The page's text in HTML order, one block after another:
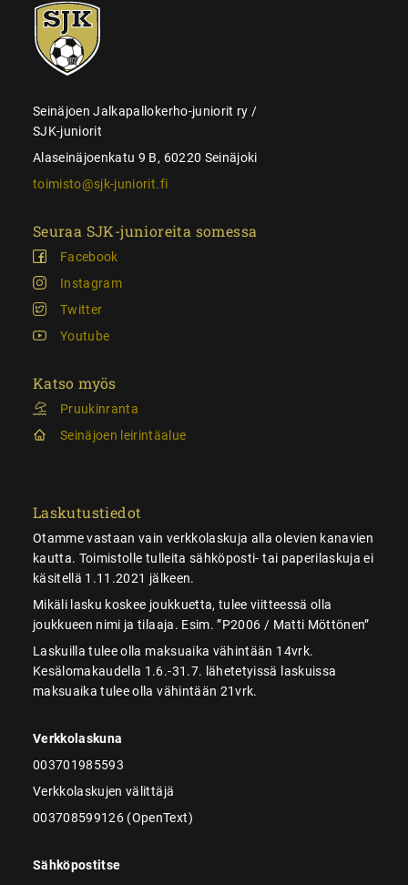
SJK-
juniorit
Seinäjoen Jalkapallokerho-juniorit ry /
SJK-juniorit
Alaseinäjoenkatu 9 B, 60220 Seinäjoki
toimisto@sjk-juniorit.fi
Seuraa SJK-junioreita somessa
Facebook
Instagram
Twitter
Youtube
Katso myös
Pruukinranta
Seinäjoen leirintäalue
Laskutustiedot
Otamme vastaan vain verkkolaskuja alla olevien kanavien
kautta. Toimistolle tulleita sähköposti- tai paperilaskuja ei
käsitellä 1.11.2021 jälkeen.
Mikäli lasku koskee joukkuetta, tulee viitteessä olla
joukkueen nimi ja tilaaja. Esim. ”P2006 / Matti Möttönen”
Laskuilla tulee olla maksuaika vähintään 14vrk.
Kesälomakaudella 1.6.-31.7. lähetetyissä laskuissa
maksuaika tulee olla vähintään 21vrk.
Verkkolaskuna
003701985593
Verkkolaskujen välittäjä
003708599126 (OpenText)
Sähköpostitse